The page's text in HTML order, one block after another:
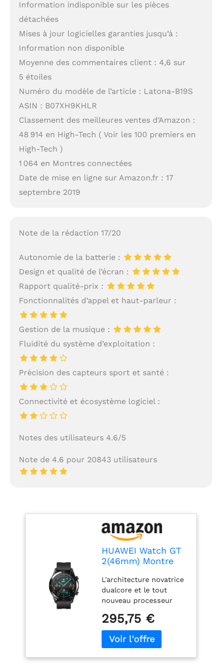
Information indisponible sur les pièces
détachées
Mises à jour logicielles garanties jusqu’à :
Information non disponible
Moyenne des commentaires client : 4,6 sur
5 étoiles
Numéro du modèle de l’article : Latona-B19S
ASIN : B07XH9KHLR
Classement des meilleures ventes d’Amazon :
48 914 en High-Tech ( Voir les 100 premiers en
High-Tech )
1 064 en Montres connectées
Date de mise en ligne sur Amazon.fr : 17
septembre 2019
Note de la rédaction 17/20
Autonomie de la batterie :
Design et qualité de l’écran :
Rapport qualité-prix :
Fonctionnalités d’appel et haut-parleur :
Gestion de la musique :
Fluidité du système d’exploitation :
Précision des capteurs sport et santé :
Connectivité et écosystème logiciel :
Notes des utilisateurs 4.6/5
Note de 4.6 pour 20843 utilisateurs
HUAWEI Watch GT
2(46mm) Montre
Autonomie de 2
Semaine, GPS
Intégré, 15 Modes
de Sport, Suivi du
Rythme Cardiaque
en Temps Réel,
Appels Bluetooth,
Sport Noir
L'architecture novatrice
dualcore et le tout
nouveau processeur
montre une autonomie
exceptionelle pouvant
aller jusqu'à 2
295,75 €